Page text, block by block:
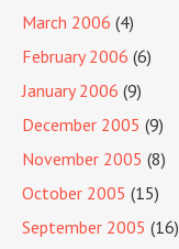
March 2006 (4)
February 2006 (6)
January 2006 (9)
December 2005 (9)
November 2005 (8)
October 2005 (15)
September 2005 (16)